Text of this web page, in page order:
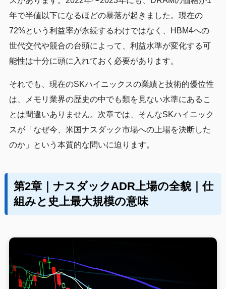
年で半値以下になるほどの暴落が起きました。現在の
72%という利益率が永続するわけではなく、HBM4への
世代交代や競合の台頭によって、利益水準が変化する可
能性は十分に頭に入れておく必要があります。
それでも、現在のSKハイニックスの業績と技術的優位性
は、メモリ業界の歴史の中でも類を見ない水準にあるこ
とは間違いありません。次章では、そんなSKハイニック
スが「なぜ今、米国ナスダック市場への上場を決断した
のか」という本質的な問いに迫ります。
第2章｜ナスダックADR上場の全貌｜仕
組みと史上最大規模の意味